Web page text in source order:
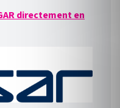
directement en